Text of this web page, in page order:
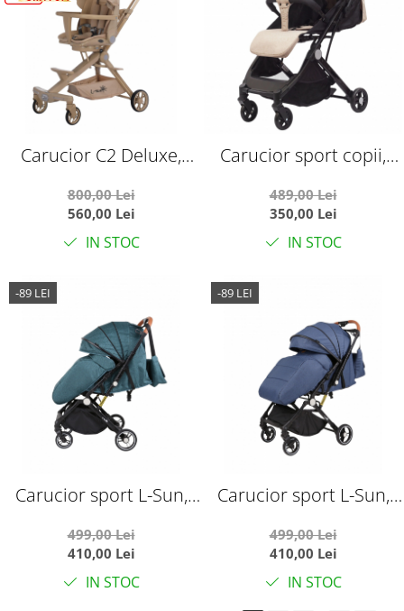
Carucior C2 Deluxe,
lumini si muzica, Crem
800,00 Lei
560,00 Lei
IN STOC
Carucior sport copii,
avion, cu sistem troller,
C8 crem
489,00 Lei
350,00 Lei
IN STOC
-89 LEI
Carucior sport L-Sun,
troller, cu maner
reversibil, husa de
picioare si gentuta
499,00 Lei
410,00 Lei
IN STOC
-89 LEI
Carucior sport L-Sun,
troller, cu maner
reversibil, husa de
picioare si gentuta
499,00 Lei
410,00 Lei
IN STOC